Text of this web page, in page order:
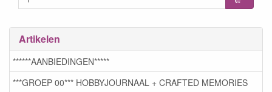
Artikelen
******AANBIEDINGEN*****
***GROEP 00*** HOBBYJOURNAAL + CRAFTED MEMORIES